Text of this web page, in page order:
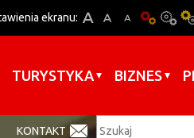
ekranu:
TURYSTYKA BIZNES
KONTAKT